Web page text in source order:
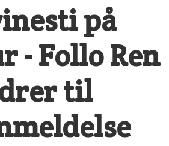
på
- Follo Ren
til